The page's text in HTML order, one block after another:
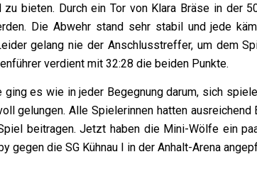
zu bieten. Durch ein Tor von Klara Bräse in der
Die Abwehr stand sehr stabil und jede
gelang nie der Anschlusstreffer, um dem
verdient mit 32:28 die beiden Punkte.
ging es wie in jeder Begegnung darum, sich
gelungen. Alle Spielerinnen hatten
beitragen. Jetzt haben die Mini-Wölfe ein
gegen die SG Kühnau I in der Anhalt-Arena